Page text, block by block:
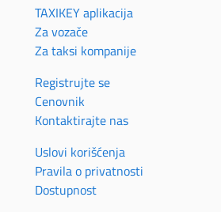
TAXIKEY aplikacija
Za vozače
Za taksi kompanije
Registrujte se
Cenovnik
Kontaktirajte nas
Uslovi korišćenja
Pravila o privatnosti
Dostupnost